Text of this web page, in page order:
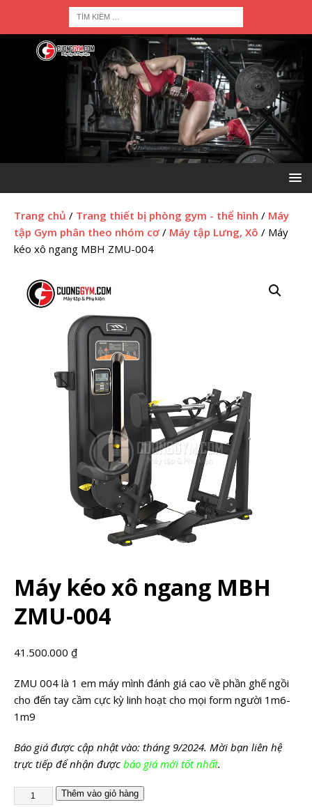
Trang chủ / Trang thiết bị phòng gym - thể hình / Máy
tập Gym phân theo nhóm cơ / Máy tập Lưng, Xô / Máy
kéo xô ngang MBH ZMU-004
Máy kéo xô ngang MBH
ZMU-004
41.500.000 ₫
ZMU 004 là 1 em máy mình đánh giá cao về phần ghế ngồi
cho đến tay cầm cực kỳ linh hoạt cho mọi form người 1m6-
1m9
Báo giá được cập nhật vào: tháng 9/2024. Mời bạn liên hệ
trực tiếp để nhận được báo giá mới tốt nhất.
Thêm vào giỏ hàng